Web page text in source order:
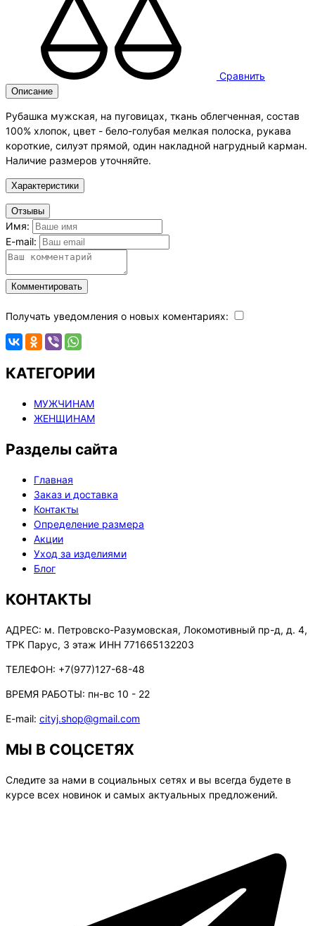
Сравнить
Описание
Рубашка мужская, на пуговицах, ткань облегченная, состав
100% хлопок, цвет - бело-голубая мелкая полоска, рукава
короткие, силуэт прямой, один накладной нагрудный карман.
Наличие размеров уточняйте.
Характеристики
Отзывы
Имя:
E-mail:
Комментировать
Получать уведомления о новых коментариях:
КАТЕГОРИИ
МУЖЧИНАМ
ЖЕНЩИНАМ
Разделы сайта
Главная
Заказ и доставка
Контакты
Определение размера
Акции
Уход за изделиями
Блог
КОНТАКТЫ
АДРЕС: м. Петровско-Разумовская, Локомотивный пр-д, д. 4,
ТРК Парус, 3 этаж ИНН 771665132203
ТЕЛЕФОН: +7(977)127-68-48
ВРЕМЯ РАБОТЫ: пн-вс 10 - 22
E-mail: cityj.shop@gmail.com
МЫ В СОЦСЕТЯХ
Следите за нами в социальных сетях и вы всегда будете в
курсе всех новинок и самых актуальных предложений.